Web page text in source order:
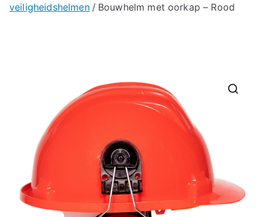
veiligheidshelmen
Bouwhelm met oorkap – Rood